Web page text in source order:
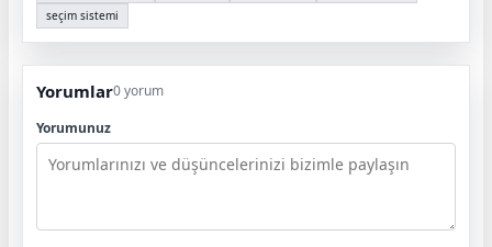
seçim sistemi
Yorumlar0 yorum
Yorumunuz